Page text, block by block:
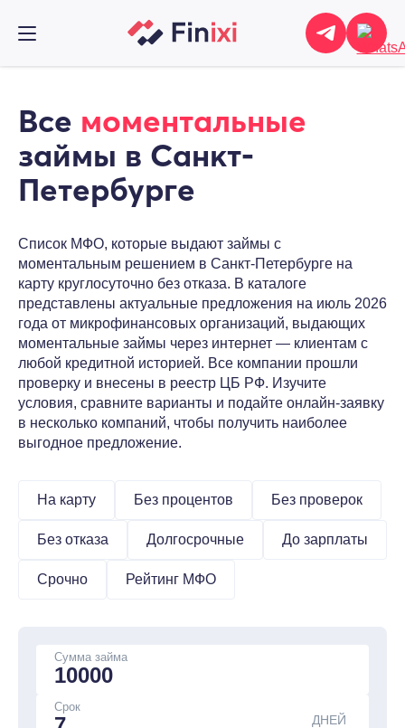
Все моментальные
займы в Санкт-
Петербурге
Список МФО, которые выдают займы с
моментальным решением в Санкт-Петербурге на
карту круглосуточно без отказа. В каталоге
представлены актуальные предложения на июль 2026
года от микрофинансовых организаций, выдающих
моментальные займы через интернет — клиентам с
любой кредитной историей. Все компании прошли
проверку и внесены в реестр ЦБ РФ. Изучите
условия, сравните варианты и подайте онлайн-заявку
в несколько компаний, чтобы получить наиболее
выгодное предложение.
На карту Без процентов Без проверок
Без отказа Долгосрочные До зарплаты
Срочно Рейтинг МФО
Сумма займа
Срок
ДНЕЙ